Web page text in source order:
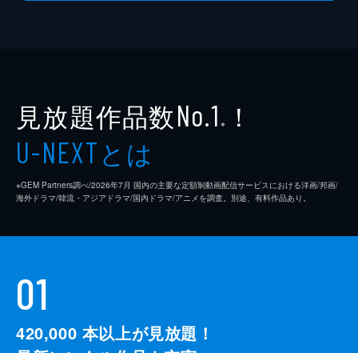
見放題作品数No.1 ※ ！
U-NEXTとは
※GEM Partners調べ/2026年7⽉ 国内の主要な定額制動画配信サービスにおける洋画/邦画/
海外ドラマ/韓流・アジアドラマ/国内ドラマ/アニメを調査。別途、有料作品あり。
01
420,000 本以上が見放題！